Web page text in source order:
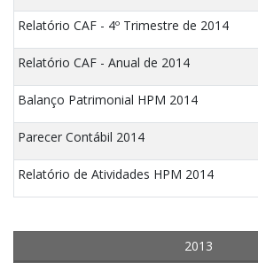
Relatório CAF - 4º Trimestre de 2014
Relatório CAF - Anual de 2014
Balanço Patrimonial HPM 2014
Parecer Contábil 2014
Relatório de Atividades HPM 2014
2013